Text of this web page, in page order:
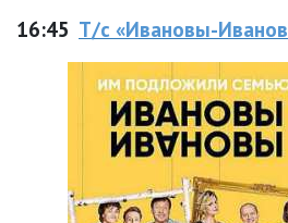
16:45 Т/с «Ивановы-